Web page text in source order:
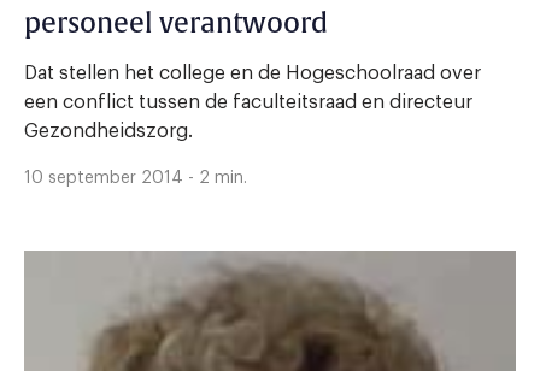
personeel verantwoord
Dat stellen het college en de Hogeschoolraad over
een conflict tussen de faculteitsraad en directeur
Gezondheidszorg.
10 september 2014 - 2 min.